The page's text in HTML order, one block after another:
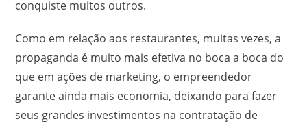
conquiste muitos outros.
Como em relação aos restaurantes, muitas vezes, a
propaganda é muito mais efetiva no boca a boca do
que em ações de marketing, o empreendedor
garante ainda mais economia, deixando para fazer
seus grandes investimentos na contratação de